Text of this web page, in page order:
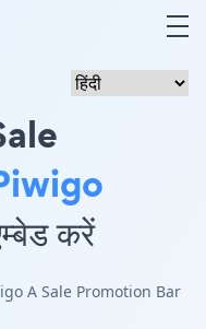
करें
A Sale Promotion Bar